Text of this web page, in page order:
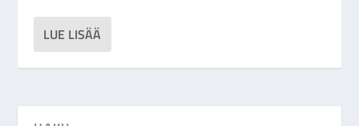
LUE LISÄÄ